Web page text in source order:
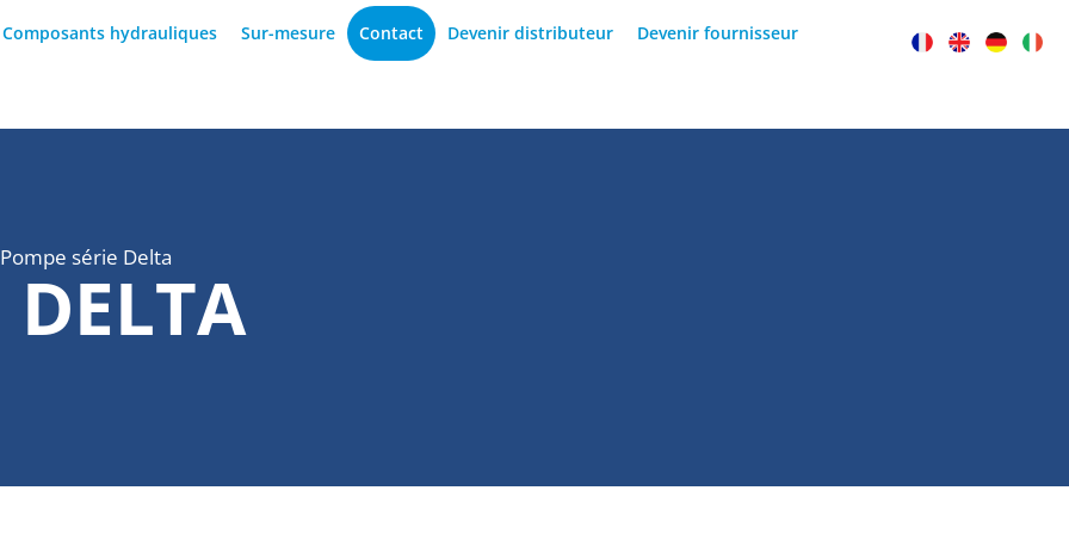
Composants hydrauliques Sur-mesure Contact Devenir distributeur Devenir fournisseur
Pompe série Delta
DELTA